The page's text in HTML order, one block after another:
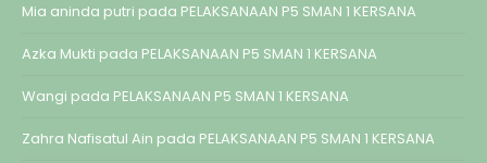
Mia aninda putri pada PELAKSANAAN P5 SMAN 1 KERSANA
Azka Mukti pada PELAKSANAAN P5 SMAN 1 KERSANA
Wangi pada PELAKSANAAN P5 SMAN 1 KERSANA
Zahra Nafisatul Ain pada PELAKSANAAN P5 SMAN 1 KERSANA